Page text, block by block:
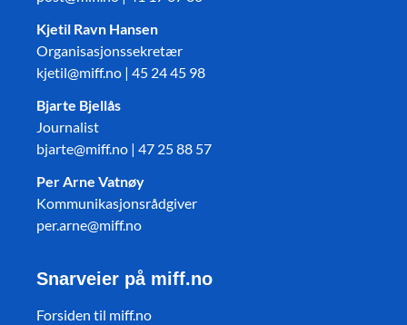
Kjetil Ravn Hansen
Organisasjonssekretær
kjetil@miff.no | 45 24 45 98
Bjarte Bjellås
Journalist
bjarte@miff.no | 47 25 88 57
Per Arne Vatnøy
Kommunikasjonsrådgiver
per.arne@miff.no
Snarveier på miff.no
Forsiden til miff.no